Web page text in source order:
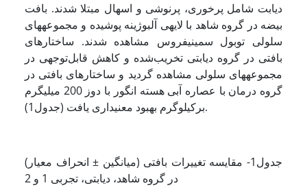
دیابت شامل پرخوری، پرنوشی و اسهال مبتلا شدند. بافت
بیضه در گروه شاهد با لایه­ی آلبوژینه پوشیده و مجموعه­های
سلولی توبول سمینیفروس مشاهده شدند. ساختارهای
بافتی در گروه دیابتی تخریب‌شده و کاهش قابل‌توجهی در
مجموعه­های سلولی مشاهده گردید و ساختارهای بافتی در
گروه درمان با عصاره آبی هسته انگور با دوز 200 میلی­گرم
برکیلوگرم بهبود معنی­داری یافت (جدول1).
جدول1- مقایسه تغییرات بافتی (میانگین ± انحراف معیار)
در گروه شاهد، دیابتی، تجربی 1 و 2